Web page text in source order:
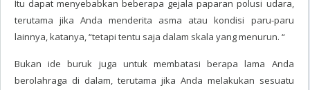
Itu dapat menyebabkan beberapa gejala paparan polusi udara,
terutama jika Anda menderita asma atau kondisi paru-paru
lainnya, katanya, “tetapi tentu saja dalam skala yang menurun. “
Bukan ide buruk juga untuk membatasi berapa lama Anda
berolahraga di dalam, terutama jika Anda melakukan sesuatu